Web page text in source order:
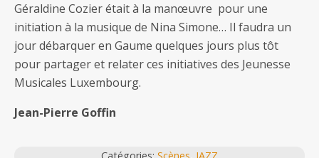
Géraldine Cozier était à la manœuvre pour une
initiation à la musique de Nina Simone… Il faudra un
jour débarquer en Gaume quelques jours plus tôt
pour partager et relater ces initiatives des Jeunesse
Musicales Luxembourg.
Jean-Pierre Goffin